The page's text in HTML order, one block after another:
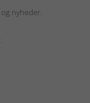
nyheder.